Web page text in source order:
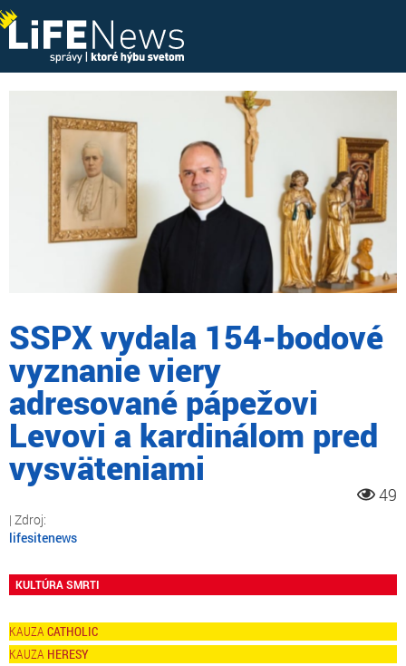
SSPX vydala 154-bodové
vyznanie viery
adresované pápežovi
Levovi a kardinálom pred
vysväteniami
49
lifesitenews
KULTÚRA SMRTI
CATHOLIC
HERESY